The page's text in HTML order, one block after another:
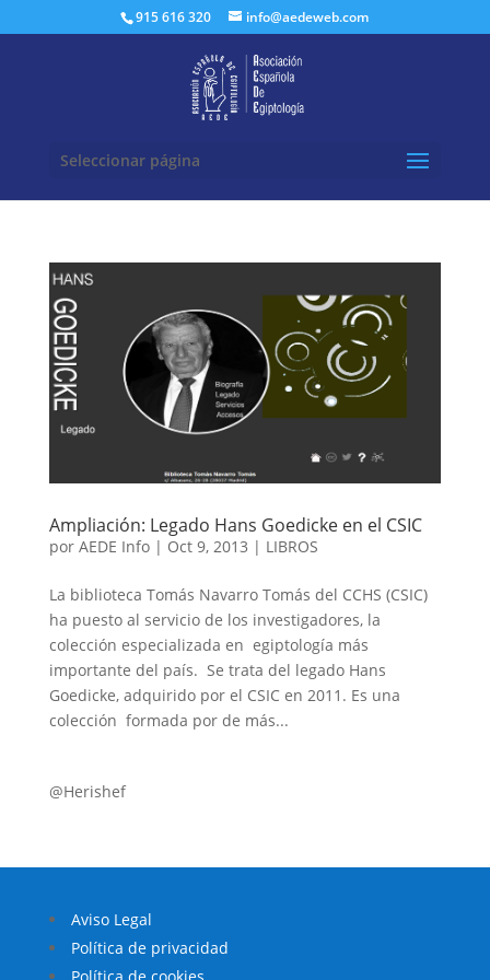
915 616 320 info@aedeweb.com
Seleccionar página
Ampliación: Legado Hans Goedicke en el CSIC
por AEDE Info| Oct 9, 2013 | LIBROS
La biblioteca Tomás Navarro Tomás del CCHS (CSIC)
ha puesto al servicio de los investigadores, la
colección especializada en egiptología más
importante del país. Se trata del legado Hans
Goedicke, adquirido por el CSIC en 2011. Es una
colección formada por de más...
@Herishef
Aviso Legal
Política de privacidad